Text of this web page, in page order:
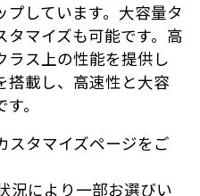
しています。大容量タ
タマイズも可能です。高
ラス上の性能を提供し
搭載し、高速性と大容
。
スタマイズページをご
況により一部お選びい